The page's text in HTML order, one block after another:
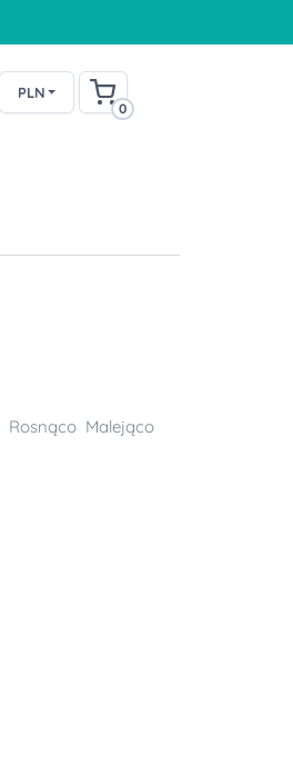
PLN
0
Rosnąco Malejąco